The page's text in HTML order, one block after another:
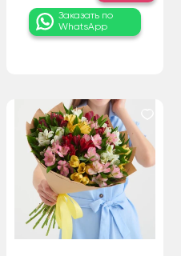
Заказать по
WhatsApp